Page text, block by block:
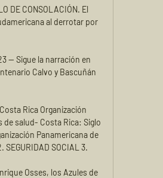
DE CONSOLACIÓN. El
al derrotar por
— Sigue la narración en
Calvo y Bascuñán
Rica Organización
de salud- Costa Rica: Siglo
Panamericana de
SOCIAL 3.
Osses, los Azules de